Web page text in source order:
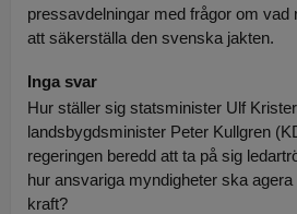
pressavdelningar med frågor om vad
att säkerställa den svenska jakten.
Inga svar
Hur ställer sig statsminister Ulf
landsbygdsminister Peter Kullgren
regeringen beredd att ta på sig
hur ansvariga myndigheter ska
kraft?